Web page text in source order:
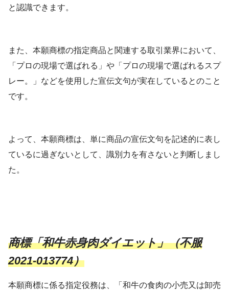
と認識できます。
また、本願商標の指定商品と関連する取引業界において、
「プロの現場で選ばれる」や「プロの現場で選ばれるスプ
レー。」などを使用した宣伝文句が実在しているとのこと
です。
よって、本願商標は、単に商品の宣伝文句を記述的に表し
ているに過ぎないとして、識別力を有さないと判断しまし
た。
商標「和牛赤身肉ダイエット」（不服
2021-013774）
本願商標に係る指定役務は、「和牛の食肉の小売又は卸売